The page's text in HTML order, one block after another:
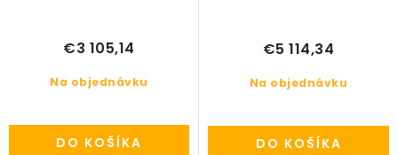
Na objednávku
€3 105,14
DO KOŠÍKA
Na objednávku
€5 114,34
DO KOŠÍKA